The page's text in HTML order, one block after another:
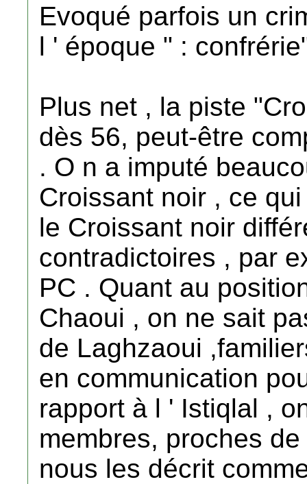
Evoqué parfois un
l ' époque " :
Plus net , la piste
dès 56, peut-être
. O n a imputé
Croissant noir , ce
le Croissant noir
contradictoires , par
PC . Quant au
Chaoui , on ne sait
de Laghzaoui
en communication
rapport à l ' Istiqlal ,
membres, proches
nous les décrit